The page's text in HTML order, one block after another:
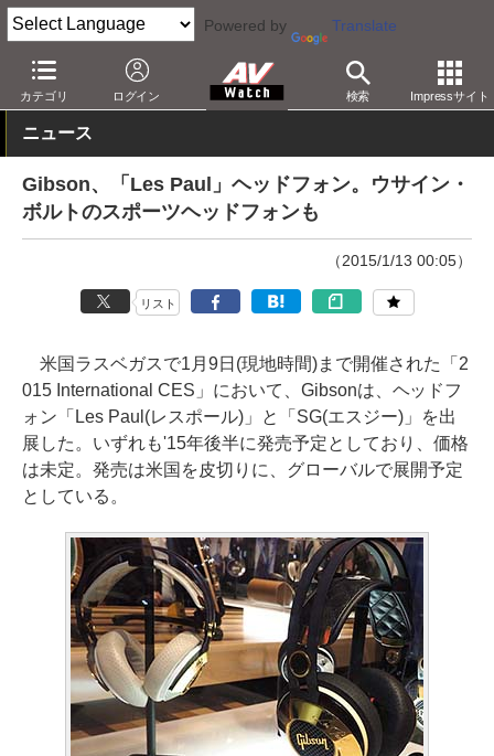
Powered by Translate
カテゴリ ログイン 検索 Impressサイト
AV Watch イベント 2015
ニュース
Gibson、「Les Paul」ヘッドフォン。ウサイン・
ボルトのスポーツヘッドフォンも
（2015/1/13 00:05）
リスト
米国ラスベガスで1月9日(現地時間)まで開催された「2
015 International CES」において、Gibsonは、ヘッドフ
ォン「Les Paul(レスポール)」と「SG(エスジー)」を出
展した。いずれも'15年後半に発売予定としており、価格
は未定。発売は米国を皮切りに、グローバルで展開予定
としている。